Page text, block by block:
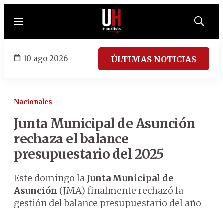
Menú
Mostrar
10 ago 2026 ÚLTIMAS NOTICIAS
Nacionales
Junta Municipal de Asunción
rechaza el balance
presupuestario del 2025
Este domingo la Junta Municipal de
Asunción (JMA) finalmente rechazó la
gestión del balance presupuestario del año